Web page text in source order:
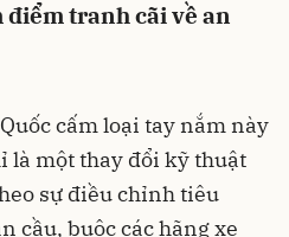
tranh cãi về an
cấm loại tay nắm này
là một thay đổi kỹ thuật
sự điều chỉnh tiêu
cầu, buộc các hãng xe